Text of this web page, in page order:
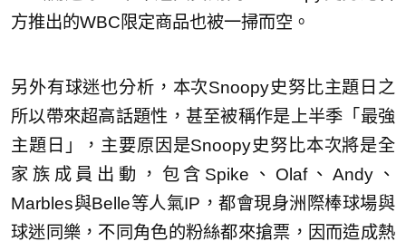
方推出的WBC限定商品也被一掃而空。
另外有球迷也分析，本次Snoopy史努比主題日之
所以帶來超高話題性，甚至被稱作是上半季「最強
主題日」，主要原因是Snoopy史努比本次將是全
家族成員出動，包含Spike、Olaf、Andy、
Marbles與Belle等人氣IP，都會現身洲際棒球場與
球迷同樂，不同角色的粉絲都來搶票，因而造成熱